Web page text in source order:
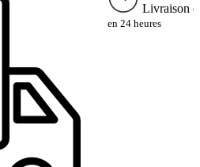
Livraison
en 24 heures